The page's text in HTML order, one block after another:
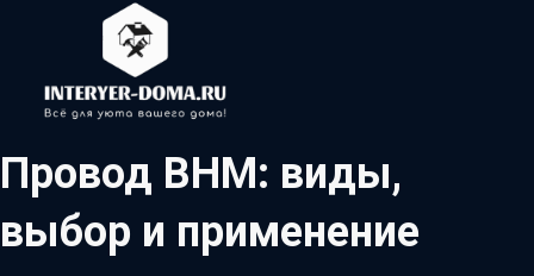
Провод ВНМ: виды,
выбор и применение